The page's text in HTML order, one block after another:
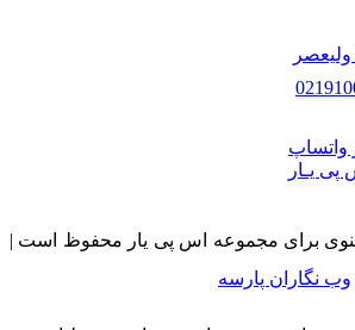
واتساپ
یـار
برای مجموعه اس پی یار محفوظ است |
وب نگاران پارسه